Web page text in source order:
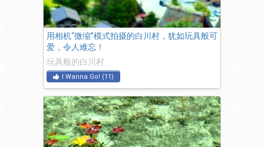
用相机“微缩”模式拍摄的白川村，犹如玩具般可
爱，令人难忘！
玩具般的白川村
I Wanna Go! (11)